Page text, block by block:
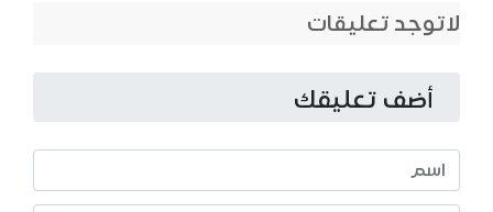
لاتوجد تعليقات
أضف تعليقك